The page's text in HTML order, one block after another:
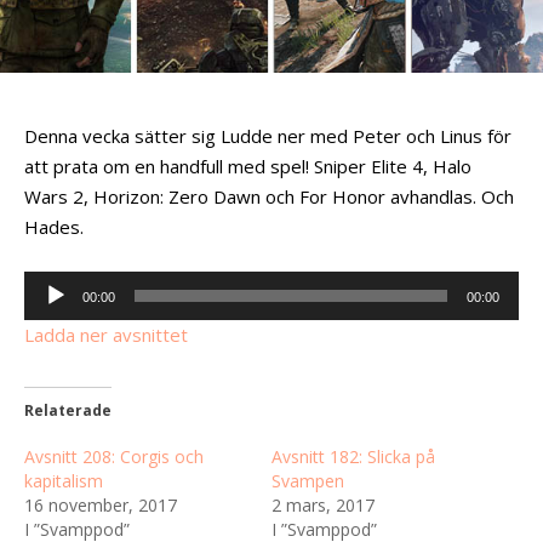
Denna vecka sätter sig Ludde ner med Peter och Linus för
att prata om en handfull med spel! Sniper Elite 4, Halo
Wars 2, Horizon: Zero Dawn och For Honor avhandlas. Och
Hades.
Ljudspelare
00:00 00:00
Ladda ner avsnittet
Relaterade
Avsnitt 208: Corgis och
kapitalism
16 november, 2017
I ”Svamppod”
Avsnitt 182: Slicka på
Svampen
2 mars, 2017
I ”Svamppod”